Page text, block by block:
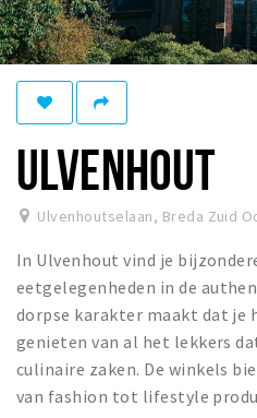
Recreatief
Winkels
Winkelgebieden
Bezienswaardigheden
Musea, theaters & podia
Uitjes & activiteiten
Toeristische routes
Natuurgebieden
Baroniepoorten
Sport
ULVENHOUT
Ulvenhoutselaan, Breda Zuid
In Ulvenhout vind je
eetgelegenheden in de
dorpse karakter maakt dat je
genieten van al het lekkers
culinaire zaken. De winkels
van fashion tot lifestyle